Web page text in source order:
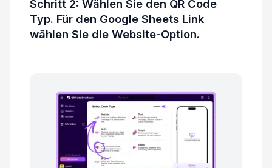
Schritt 2: Wählen Sie den QR Code
Typ. Für den Google Sheets Link
wählen Sie die Website-Option.